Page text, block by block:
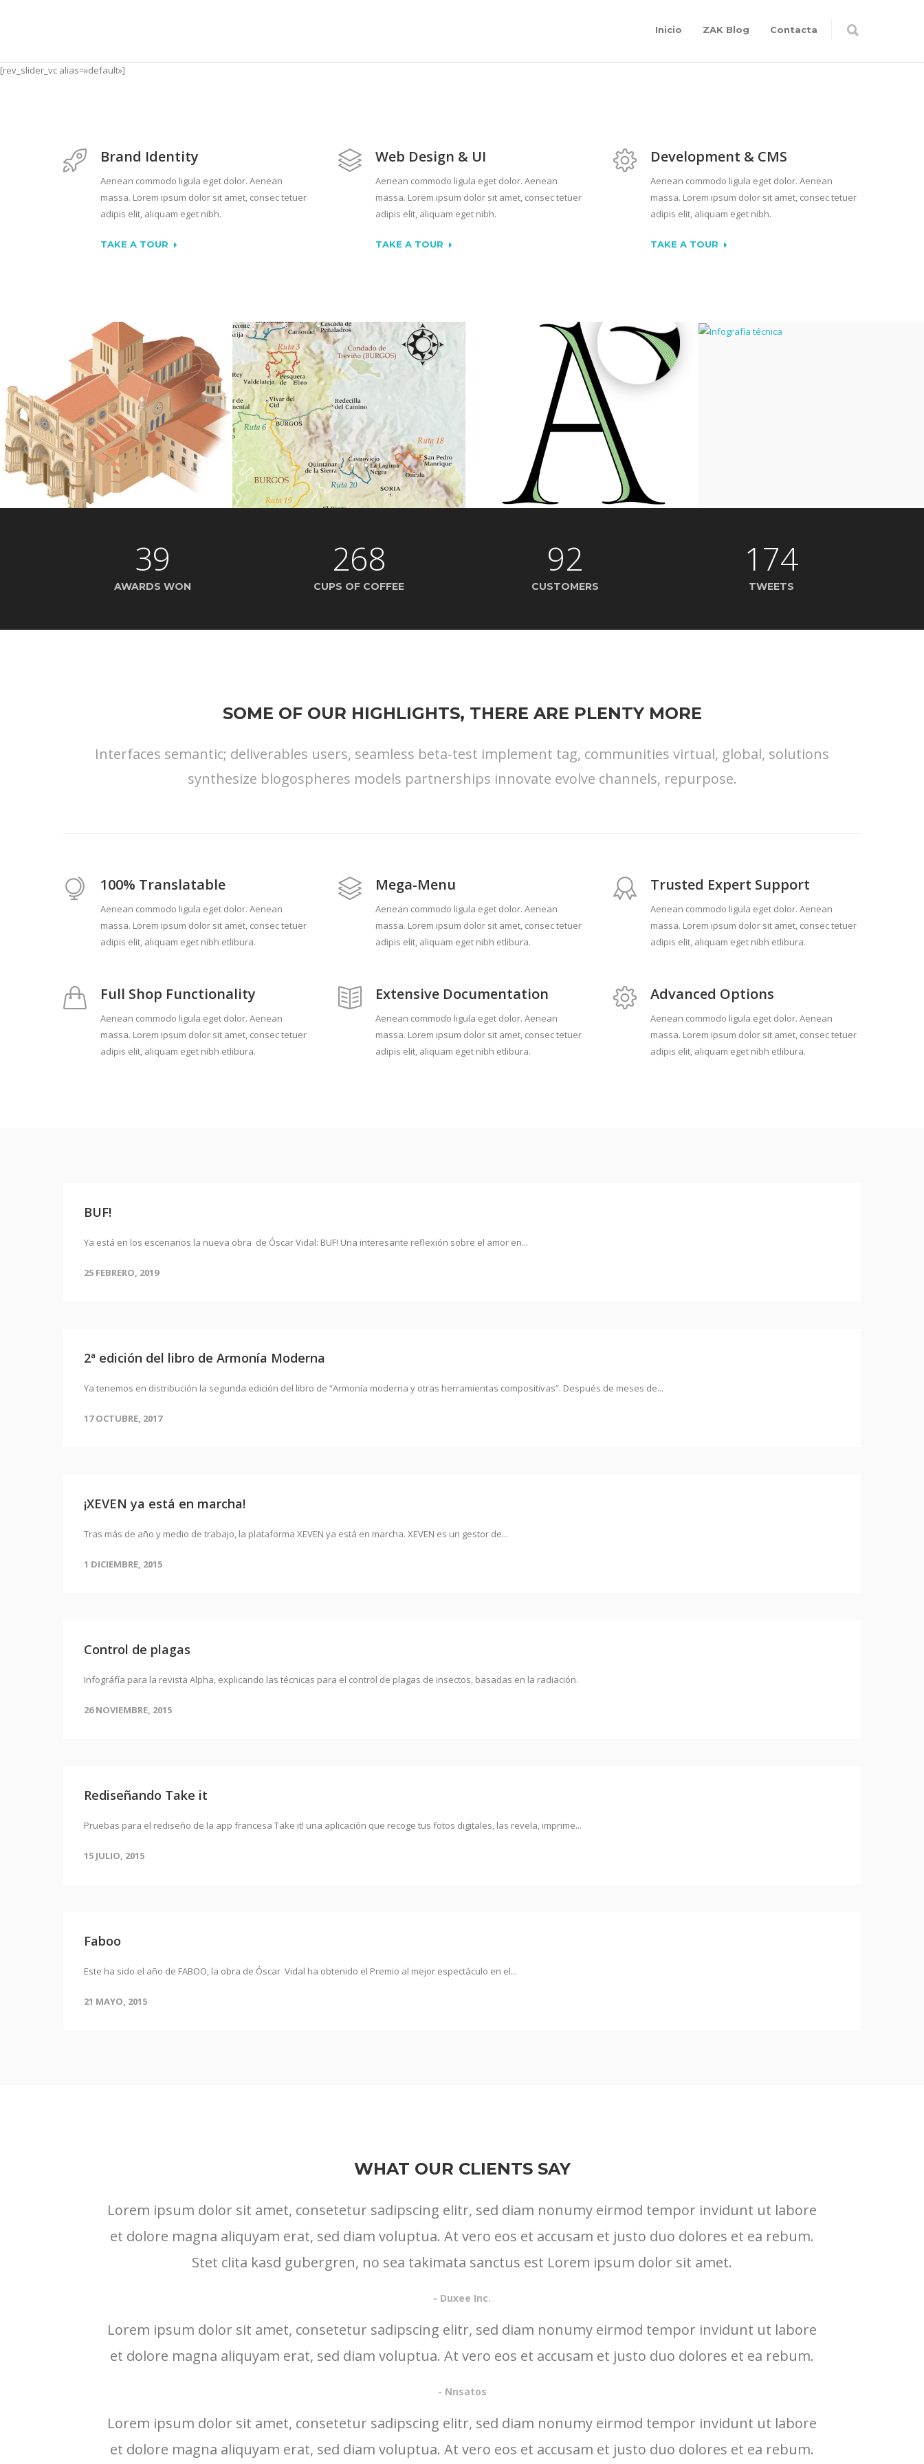
Inicio ZAK Blog Contacta
[rev_slider_vc alias=»default»]
Brand Identity
Aenean commodo ligula eget dolor. Aenean
massa. Lorem ipsum dolor sit amet, consec tetuer
adipis elit, aliquam eget nibh.
TAKE A TOUR
Web Design & UI
Aenean commodo ligula eget dolor. Aenean
massa. Lorem ipsum dolor sit amet, consec tetuer
adipis elit, aliquam eget nibh.
TAKE A TOUR
Development & CMS
Aenean commodo ligula eget dolor. Aenean
massa. Lorem ipsum dolor sit amet, consec tetuer
adipis elit, aliquam eget nibh.
TAKE A TOUR
39
AWARDS WON
268
CUPS OF COFFEE
92
CUSTOMERS
174
TWEETS
SOME OF OUR HIGHLIGHTS, THERE ARE PLENTY MORE
Interfaces semantic; deliverables users, seamless beta-test implement tag, communities virtual, global, solutions
synthesize blogospheres models partnerships innovate evolve channels, repurpose.
100% Translatable
Aenean commodo ligula eget dolor. Aenean
massa. Lorem ipsum dolor sit amet, consec tetuer
adipis elit, aliquam eget nibh etlibura.
Full Shop Functionality
Aenean commodo ligula eget dolor. Aenean
massa. Lorem ipsum dolor sit amet, consec tetuer
adipis elit, aliquam eget nibh etlibura.
Mega-Menu
Aenean commodo ligula eget dolor. Aenean
massa. Lorem ipsum dolor sit amet, consec tetuer
adipis elit, aliquam eget nibh etlibura.
Extensive Documentation
Aenean commodo ligula eget dolor. Aenean
massa. Lorem ipsum dolor sit amet, consec tetuer
adipis elit, aliquam eget nibh etlibura.
Trusted Expert Support
Aenean commodo ligula eget dolor. Aenean
massa. Lorem ipsum dolor sit amet, consec tetuer
adipis elit, aliquam eget nibh etlibura.
Advanced Options
Aenean commodo ligula eget dolor. Aenean
massa. Lorem ipsum dolor sit amet, consec tetuer
adipis elit, aliquam eget nibh etlibura.
BUF!
Ya está en los escenarios la nueva obra de Óscar Vidal: BUF! Una interesante reflexión sobre el amor en...
25 FEBRERO, 2019
2ª edición del libro de Armonía Moderna
Ya tenemos en distribución la segunda edición del libro de “Armonía moderna y otras herramientas compositivas”. Después de meses de...
17 OCTUBRE, 2017
¡XEVEN ya está en marcha!
Tras más de año y medio de trabajo, la plataforma XEVEN ya está en marcha. XEVEN es un gestor de...
1 DICIEMBRE, 2015
Control de plagas
Infográfía para la revista Alpha, explicando las técnicas para el control de plagas de insectos, basadas en la radiación.
26 NOVIEMBRE, 2015
Rediseñando Take it
Pruebas para el rediseño de la app francesa Take it! una aplicación que recoge tus fotos digitales, las revela, imprime...
15 JULIO, 2015
Faboo
Este ha sido el año de FABOO, la obra de Óscar Vidal ha obtenido el Premio al mejor espectáculo en el...
21 MAYO, 2015
WHAT OUR CLIENTS SAY
Lorem ipsum dolor sit amet, consetetur sadipscing elitr, sed diam nonumy eirmod tempor invidunt ut labore
et dolore magna aliquyam erat, sed diam voluptua. At vero eos et accusam et justo duo dolores et ea rebum.
Stet clita kasd gubergren, no sea takimata sanctus est Lorem ipsum dolor sit amet.
- Duxee Inc.
Lorem ipsum dolor sit amet, consetetur sadipscing elitr, sed diam nonumy eirmod tempor invidunt ut labore
et dolore magna aliquyam erat, sed diam voluptua. At vero eos et accusam et justo duo dolores et ea rebum.
- Nnsatos
Lorem ipsum dolor sit amet, consetetur sadipscing elitr, sed diam nonumy eirmod tempor invidunt ut labore
et dolore magna aliquyam erat, sed diam voluptua. At vero eos et accusam et justo duo dolores et ea rebum.